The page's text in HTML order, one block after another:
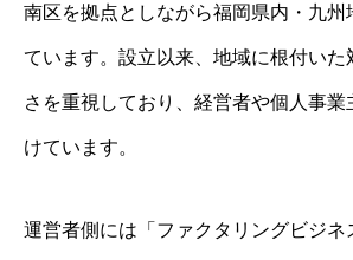
南区を拠点としながら福岡県内・九州
ています。設立以来、地域に根付いた
さを重視しており、経営者や個人事業
けています。
運営者側には「ファクタリングビジネ